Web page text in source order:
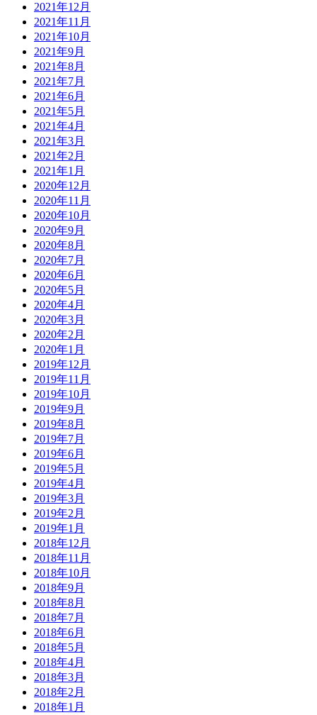
2021年12月
2021年11月
2021年10月
2021年9月
2021年8月
2021年7月
2021年6月
2021年5月
2021年4月
2021年3月
2021年2月
2021年1月
2020年12月
2020年11月
2020年10月
2020年9月
2020年8月
2020年7月
2020年6月
2020年5月
2020年4月
2020年3月
2020年2月
2020年1月
2019年12月
2019年11月
2019年10月
2019年9月
2019年8月
2019年7月
2019年6月
2019年5月
2019年4月
2019年3月
2019年2月
2019年1月
2018年12月
2018年11月
2018年10月
2018年9月
2018年8月
2018年7月
2018年6月
2018年5月
2018年4月
2018年3月
2018年2月
2018年1月